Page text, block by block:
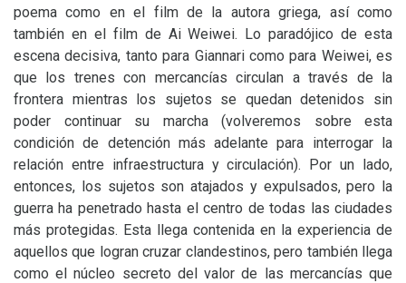
poema como en el film de la autora griega, así como
también en el film de Ai Weiwei. Lo paradójico de esta
escena decisiva, tanto para Giannari como para Weiwei, es
que los trenes con mercancías circulan a través de la
frontera mientras los sujetos se quedan detenidos sin
poder continuar su marcha (volveremos sobre esta
condición de detención más adelante para interrogar la
relación entre infraestructura y circulación). Por un lado,
entonces, los sujetos son atajados y expulsados, pero la
guerra ha penetrado hasta el centro de todas las ciudades
más protegidas. Esta llega contenida en la experiencia de
aquellos que logran cruzar clandestinos, pero también llega
como el núcleo secreto del valor de las mercancías que